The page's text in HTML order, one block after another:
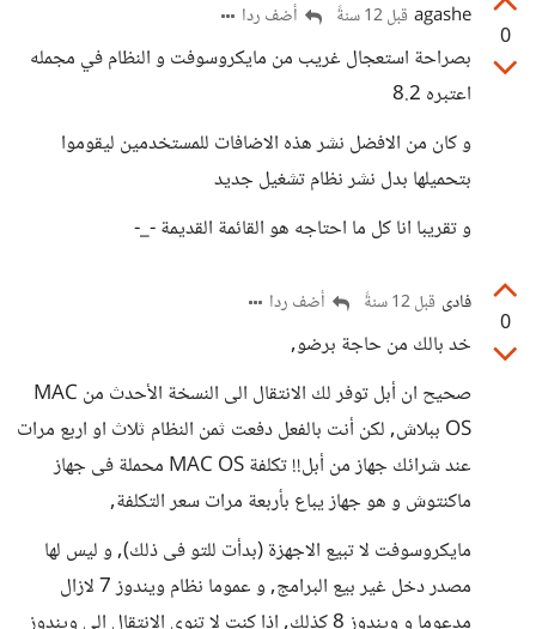
0
agashe قبل 12 سنةً أضف ردا
بصراحة استعجال غريب من مايكروسوفت و النظام في مجمله
اعتبره 8.2
و كان من الافضل نشر هذه الاضافات للمستخدمين ليقوموا
بتحميلها بدل نشر نظام تشغيل جديد
و تقريبا انا كل ما احتاجه هو القائمة القديمة -_-
0
فادى قبل 12 سنةً أضف ردا
خد بالك من حاجة برضو,
صحيح ان أبل توفر لك الانتقال الى النسخة الأحدث من MAC
OS ببلاش, لكن أنت بالفعل دفعت ثمن النظام ثلاث او اربع مرات
عند شرائك جهاز من أبل!! تكلفة MAC OS محملة فى جهاز
ماكنتوش و هو جهاز يباع بأربعة مرات سعر التكلفة,
مايكروسوفت لا تبيع الاجهزة (بدأت للتو فى ذلك), و ليس لها
مصدر دخل غير بيع البرامج, و عموما نظام ويندوز 7 لازال